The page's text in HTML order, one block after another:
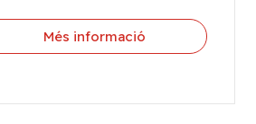
Més informació